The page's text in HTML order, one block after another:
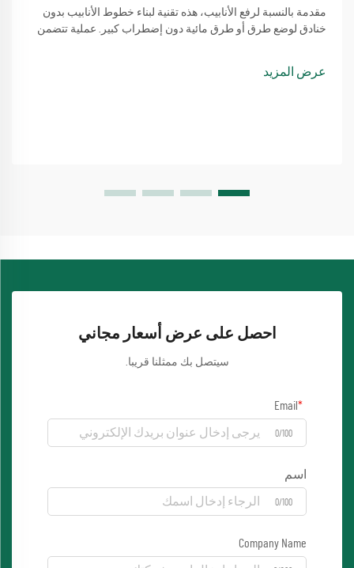
مقدمة بالنسبة لرفع الأنابيب، هذه تقنية لبناء خطوط الأنابيب بدون
خنادق لوضع طرق أو طرق مائية دون إضطراب كبير. عملية تتضمن
عرض المزيد
احصل على عرض أسعار مجاني
سيتصل بك ممثلنا قريبا.
Email
0/100
اسم
0/100
Company Name